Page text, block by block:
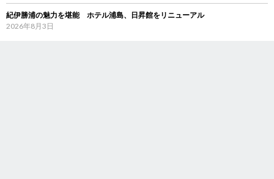
紀伊勝浦の魅力を堪能 ホテル浦島、日昇館をリニューアル
2026年8月3日